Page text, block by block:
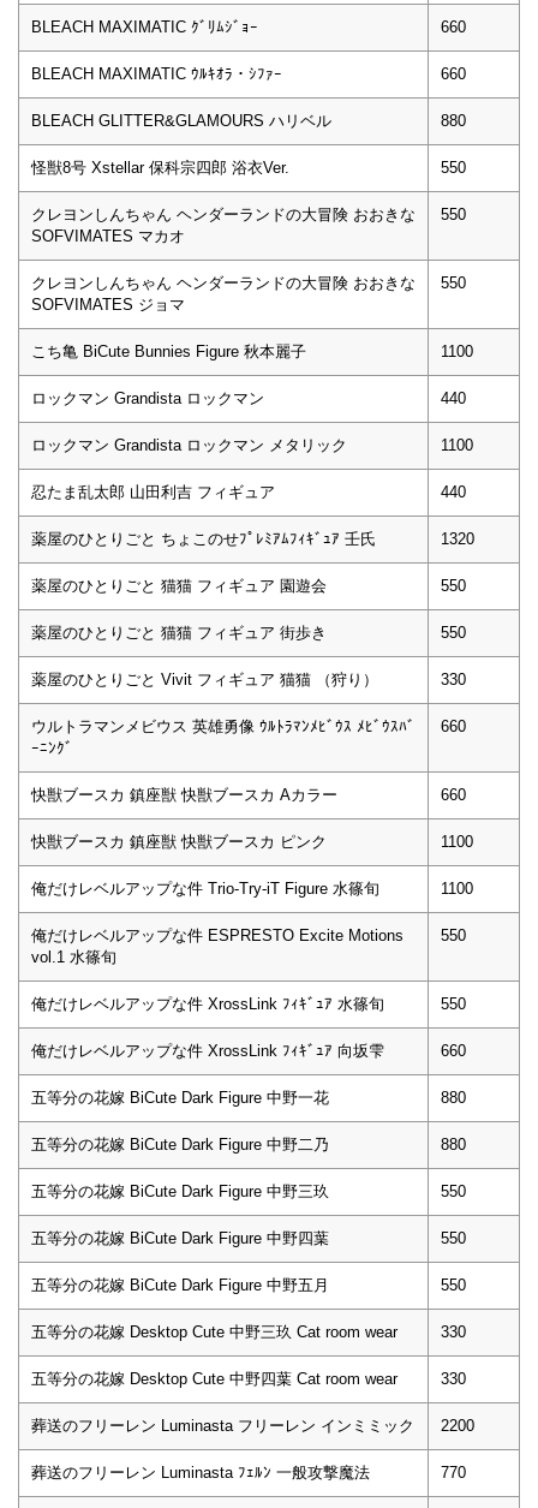
BLEACH MAXIMATIC ｸﾞﾘﾑｼﾞｮｰ 660
BLEACH MAXIMATIC ｳﾙｷｵﾗ・ｼﾌｧｰ 660
BLEACH GLITTER&GLAMOURS ハリベル 880
怪獣8号 Xstellar 保科宗四郎 浴衣Ver. 550
クレヨンしんちゃん ヘンダーランドの大冒険 おおきな
SOFVIMATES マカオ
550
クレヨンしんちゃん ヘンダーランドの大冒険 おおきな
SOFVIMATES ジョマ
550
こち亀 BiCute Bunnies Figure 秋本麗子 1100
ロックマン Grandista ロックマン 440
ロックマン Grandista ロックマン メタリック 1100
忍たま乱太郎 山田利吉 フィギュア 440
薬屋のひとりごと ちょこのせﾌﾟﾚﾐｱﾑﾌｨｷﾞｭｱ 壬氏 1320
薬屋のひとりごと 猫猫 フィギュア 園遊会 550
薬屋のひとりごと 猫猫 フィギュア 街歩き 550
薬屋のひとりごと Vivit フィギュア 猫猫 （狩り） 330
ウルトラマンメビウス 英雄勇像 ｳﾙﾄﾗﾏﾝﾒﾋﾞｳｽ ﾒﾋﾞｳｽﾊﾞ
ｰﾆﾝｸﾞ
660
快獣ブースカ 鎮座獣 快獣ブースカ Aカラー 660
快獣ブースカ 鎮座獣 快獣ブースカ ピンク 1100
俺だけレベルアップな件 Trio-Try-iT Figure 水篠旬 1100
俺だけレベルアップな件 ESPRESTO Excite Motions
vol.1 水篠旬
550
俺だけレベルアップな件 XrossLink ﾌｨｷﾞｭｱ 水篠旬 550
俺だけレベルアップな件 XrossLink ﾌｨｷﾞｭｱ 向坂雫 660
五等分の花嫁 BiCute Dark Figure 中野一花 880
五等分の花嫁 BiCute Dark Figure 中野二乃 880
五等分の花嫁 BiCute Dark Figure 中野三玖 550
五等分の花嫁 BiCute Dark Figure 中野四葉 550
五等分の花嫁 BiCute Dark Figure 中野五月 550
五等分の花嫁 Desktop Cute 中野三玖 Cat room wear 330
五等分の花嫁 Desktop Cute 中野四葉 Cat room wear 330
葬送のフリーレン Luminasta フリーレン インミミック 2200
葬送のフリーレン Luminasta ﾌｪﾙﾝ 一般攻撃魔法 770